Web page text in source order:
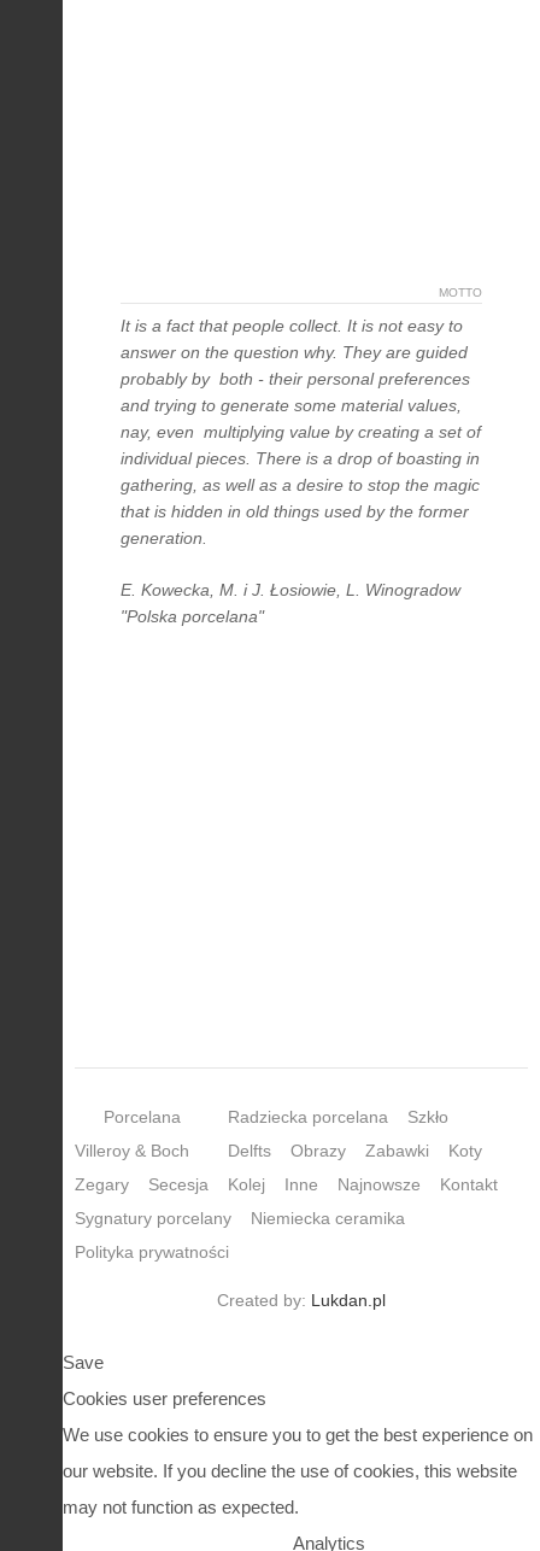
MOTTO
It is a fact that people collect. It is not easy to
answer on the question why. They are guided
probably by both - their personal preferences
and trying to generate some material values,
nay, even multiplying value by creating a set of
individual pieces. There is a drop of boasting in
gathering, as well as a desire to stop the magic
that is hidden in old things used by the former
generation.
E. Kowecka, M. i J. Łosiowie, L. Winogradow
"Polska porcelana"
Porcelana
Villeroy & Boch
Radziecka porcelana
Szkło
Delfts
Obrazy Zabawki
Koty
Zegary
Secesja Kolej Inne Najnowsze
Kontakt
Sygnatury porcelany
Niemiecka ceramika
Polityka prywatności
Created by: Lukdan.pl
Save
Cookies user preferences
We use cookies to ensure you to get the best experience on
our website. If you decline the use of cookies, this website
may not function as expected.
Analytics